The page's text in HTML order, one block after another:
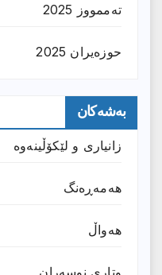
تەممووز 2025
حوزه‌یران 2025
بەشەکان
زانیارى و لێکۆڵینەوە
هەمەڕەنگ
هەواڵ
وتارى نوسەران